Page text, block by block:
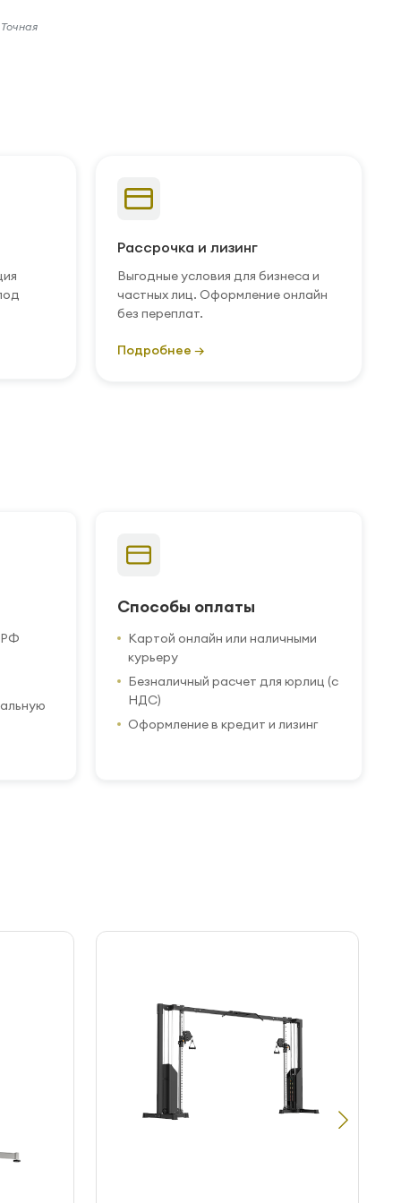
Рассрочка и лизинг
Выгодные условия для бизнеса и
частных лиц. Оформление онлайн
без переплат.
Подробнее →
РФ
Способы оплаты
Картой онлайн или наличными
курьеру
Безналичный расчет для юрлиц (с
НДС)
Оформление в кредит и лизинг